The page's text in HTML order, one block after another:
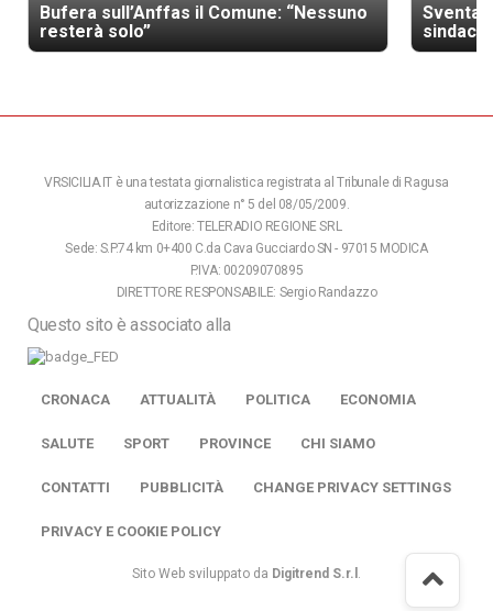
Bufera sull’Anffas il Comune: “Nessuno
resterà solo”
VRSICILIA.IT è una testata giornalistica registrata al Tribunale di Ragusa
autorizzazione n° 5 del 08/05/2009.
Editore: TELERADIO REGIONE SRL
Sede: S.P.74 km 0+400 C.da Cava Gucciardo SN - 97015 MODICA
P.IVA: 00209070895
DIRETTORE RESPONSABILE: Sergio Randazzo
Questo sito è associato alla
CRONACA ATTUALITÀ POLITICA ECONOMIA
SALUTE SPORT PROVINCE CHI SIAMO
CONTATTI PUBBLICITÀ CHANGE PRIVACY SETTINGS
PRIVACY E COOKIE POLICY
Sito Web sviluppato da Digitrend S.r.l .